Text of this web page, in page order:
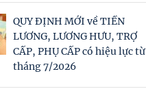
QUY ĐỊNH MỚI về TIỀN
LƯƠNG, LƯƠNG HƯU, TRỢ
CẤP, PHỤ CẤP có hiệu lực từ
tháng 7/2026